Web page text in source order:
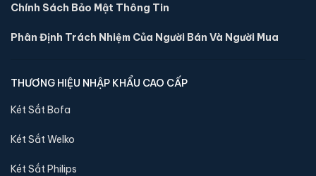
Két sắt mini Liberty LB39S vân tay điện tử chính
📐 Kích thước:
⚖️ Trọng lượng:
Chính Sách Bảo Mật Thông Tin
Phân Định Trách Nhiệm Của Người Bán Và Người Mua
THƯƠNG HIỆU NHẬP KHẨU CAO CẤP
Két Sắt Bofa
Két Sắt Welko
Két Sắt Philips